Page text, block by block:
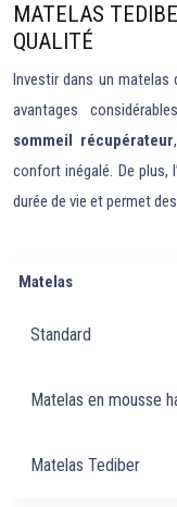
MATELAS
QUALITÉ
Investir dans un matelas
avantages
sommeil récupérateur
confort inégalé. De plus,
durée de vie et permet
Matelas
Standard
Matelas en mousse
Matelas Tediber